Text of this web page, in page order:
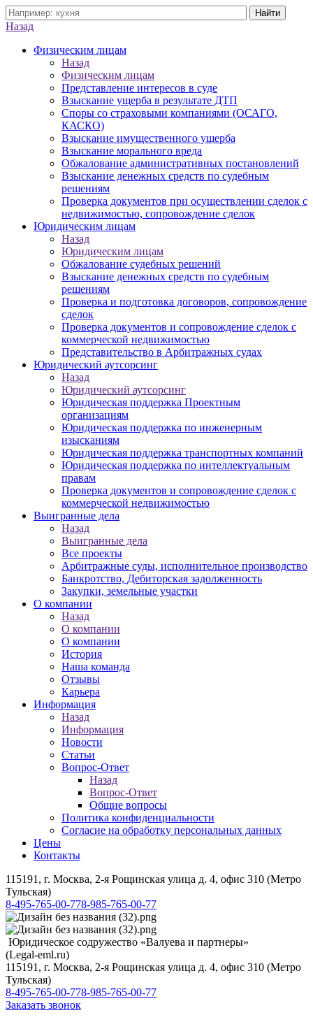
Назад
Физическим лицам
Назад
Физическим лицам
Представление интересов в суде
Взыскание ущерба в результате ДТП
Споры со страховыми компаниями (ОСАГО,
КАСКО)
Взыскание имущественного ущерба
Взыскание морального вреда
Обжалование административных постановлений
Взыскание денежных средств по судебным
решениям
Проверка документов при осуществлении сделок с
недвижимостью, сопровождение сделок
Юридическим лицам
Назад
Юридическим лицам
Обжалование судебных решений
Взыскание денежных средств по судебным
решениям
Проверка и подготовка договоров, сопровождение
сделок
Проверка документов и сопровождение сделок с
коммерческой недвижимостью
Представительство в Арбитражных судах
Юридический аутсорсинг
Назад
Юридический аутсорсинг
Юридическая поддержка Проектным
организациям
Юридическая поддержка по инженерным
изысканиям
Юридическая поддержка транспортных компаний
Юридическая поддержка по интеллектуальным
правам
Проверка документов и сопровождение сделок с
коммерческой недвижимостью
Выигранные дела
Назад
Выигранные дела
Все проекты
Арбитражные суды, исполнительное производство
Банкротство, Дебиторская задолженность
Закупки, земельные участки
О компании
Назад
О компании
О компании
История
Наша команда
Отзывы
Карьера
Информация
Назад
Информация
Новости
Статьи
Вопрос-Ответ
Назад
Вопрос-Ответ
Общие вопросы
Политика конфиденциальности
Согласие на обработку персональных данных
Цены
Контакты
115191, г. Москва, 2-я Рощинская улица д. 4, офис 310 (Метро
Тульская)
8-495-765-00-778-985-765-00-77
Юридическое содружество «Валуева и партнеры»
(Legal-eml.ru)
115191, г. Москва, 2-я Рощинская улица д. 4, офис 310 (Метро
Тульская)
8-495-765-00-778-985-765-00-77
Заказать звонок